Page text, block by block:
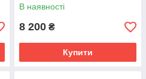
В наявності
8 200 ₴
Купити